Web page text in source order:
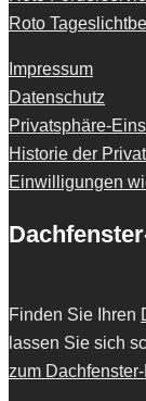
Roto
Impressum
Datenschutz
Privatsphäre-
Historie der
Einwilligungen
Finden Sie Ihren
lassen Sie sich
zum